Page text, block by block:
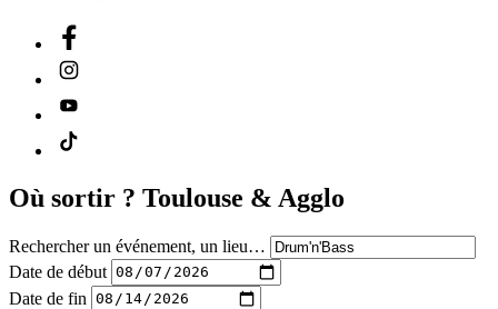
Où sortir ? Toulouse & Agglo
Rechercher un événement, un lieu…
Date de début
Date de fin